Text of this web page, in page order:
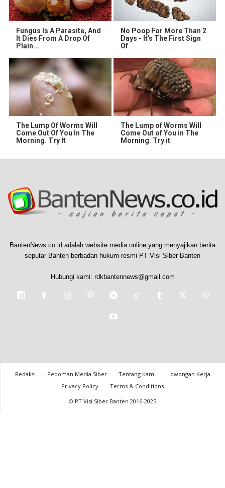
Fungus Is A Parasite, And
It Dies From A Drop Of
Plain...
No Poop For More Than 2
Days - It's The First Sign
Of
The Lump Of Worms Will
Come Out Of You In The
Morning. Try It
The Lump of Worms Will
Come Out of You in The
Morning. Try it
BantenNews.co.id adalah website media online yang menyajikan berita
seputar Banten berbadan hukum resmi PT Visi Siber Banten
Hubungi kami: rdkbantennews@gmail.com
Redaksi Pedoman Media Siber Tentang Kami
Lowongan Kerja
Privacy Policy
Terms & Conditions
© PT Visi Siber Banten 2016-2025